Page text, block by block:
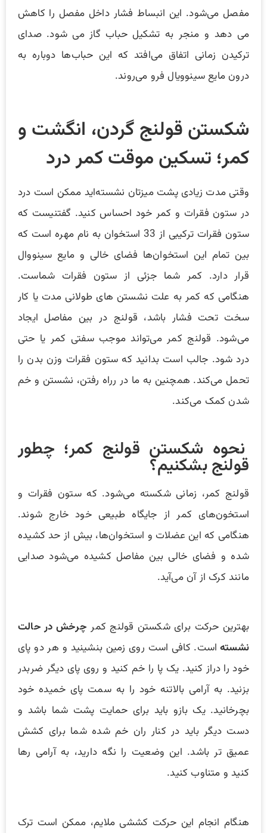
مفصل می‌شود. این انبساط فشار داخل مفصل را کاهش
می دهد و منجر به تشکیل حباب گاز می شود. صدای
ترکیدن زمانی اتفاق می‌افتد که این حباب‌ها دوباره به
درون مایع سینوویال فرو می‌روند.
شکستن قولنج گردن، انگشت و
کمر؛ تسکین موقت کمر درد
وقتی مدت زیادی پشت میزتان نشسته‌اید ممکن است درد
در ستون فقرات و کمر خود احساس کنید. گفتنیست که
ستون فقرات ترکیبی از 33 استخوان به نام مهره است که
بین تمام این استخوان‌ها فضای خالی و مایع سینووال
قرار دارد. کمر شما جزئی از ستون فقرات شماست.
هنگامی که کمر به علت نشستن های طولانی مدت یا کار
سخت تحت فشار باشد، قولنج در بین مفاصل ایجاد
می‌شود. قولنج کمر می‌‌تواند موجب سفتی کمر یا حتی
درد شود. جالب است بدانید که ستون فقرات وزن بدن را
تحمل می‌کند. همچنین به ما در رراه رفتن، نشستن و خم
شدن کمک می‌کند.
نحوه شکستن قولنج کمر؛ چطور
قولنج بشکنیم؟
قولنج کمر، زمانی شکسته می‌شود. که ستون فقرات و
استخون‌های کمر از جایگاه طبیعی خود خارج شوند.
هنگامی که این عضلات و استخوان‌ها، بیش از حد کشیده
شده و فضای خالی بین مفاصل کشیده می‌شود صدایی
مانند کرک از آن می‌آید.
بهترین حرکت برای شکستن قولنج کمر چرخش در حالت
نشسته است. کافی است روی زمین بنشینید و هر دو پای
خود را دراز کنید. یک پا را خم کنید و روی پای دیگر ضربدر
بزنید. به آرامی بالاتنه خود را به سمت پای خمیده خود
بچرخانید. یک بازو باید برای حمایت پشت شما باشد و
دست دیگر باید در کنار ران خم شده شما برای کشش
عمیق تر باشد. این وضعیت را نگه دارید، به آرامی رها
کنید و متناوب کنید.
هنگام انجام این حرکت کششی ملایم، ممکن است ترک